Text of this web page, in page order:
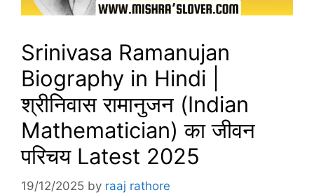
Srinivasa Ramanujan
Biography in Hindi |
श्रीनिवास रामानुजन (Indian
Mathematician) का जीवन
परिचय Latest 2025
19/12/2025 by raaj rathore